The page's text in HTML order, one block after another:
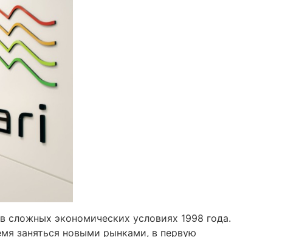
сложных экономических условиях 1998 года.
заняться новыми рынками, в первую